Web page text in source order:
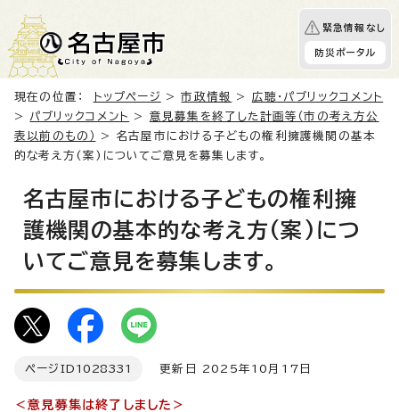
緊急情報なし
防災ポータル
現在の位置： トップページ >市政情報 > 広聴・パブリックコメント
> パブリックコメント > 意見募集を終了した計画等（市の考え方公
表以前のもの）
> 名古屋市における子どもの権利擁護機関の基本
的な考え方(案)についてご意見を募集します。
名古屋市における子どもの権利擁
護機関の基本的な考え方(案)につ
いてご意見を募集します。
ページID 1028331 更新日 2025年10月17日
＜意見募集は終了しました＞